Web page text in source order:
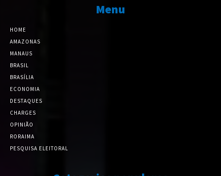
Menu
HOME
AMAZONAS
MANAUS
BRASIL
BRASÍLIA
ECONOMIA
DESTAQUES
CHARGES
OPINIÃO
RORAIMA
PESQUISA ELEITORAL